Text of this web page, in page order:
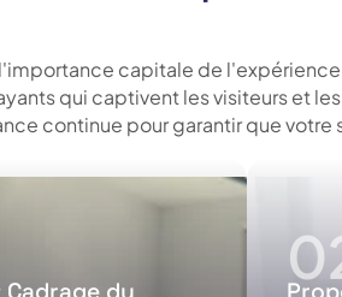
capitale de
qui captivent les visiteurs et
continue pour garantir que